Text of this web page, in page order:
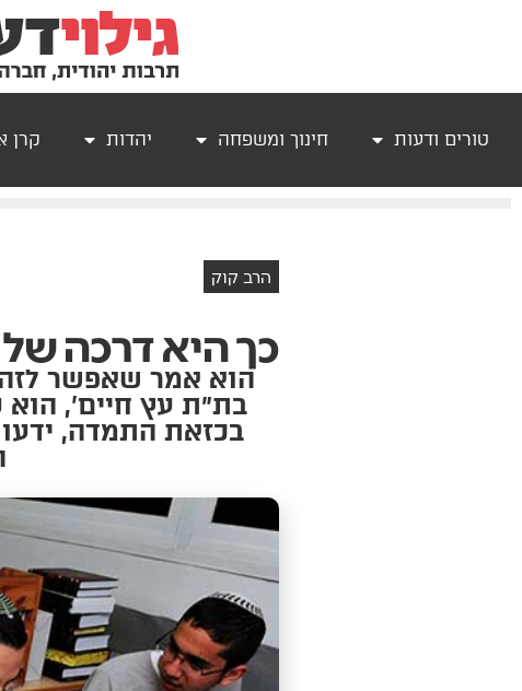
טורים ודעות חינוך ומשפחה יהדות קרן
הרב קוק
כך היא דרכה
הוא אמר שאפשר
בת״ת עץ חיים’, הוא
בכזאת התמדה, ידעו